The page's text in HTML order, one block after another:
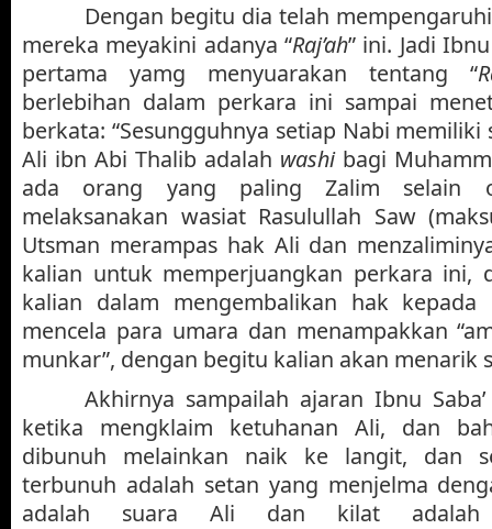
Dengan begitu dia telah
mereka meyakini adanya “Raj’ah” ini. Jadi
pertama yamg menyuarakan tentang “
berlebihan dalam perkara ini sampai
berkata: “Sesungguhnya setiap Nabi memiliki
Ali ibn Abi Thalib adalah washibagi
ada orang yang paling Zalim selain
melaksanakan wasiat Rasulullah Saw
Utsman merampas hak Ali dan
kalian untuk memperjuangkan perkara ini,
kalian dalam mengembalikan hak kepada
mencela para umara dan menampakkan
munkar”, dengan begitu kalian akan menarik
Akhirnya sampailah ajaran Ibnu
ketika mengklaim ketuhanan Ali, dan
dibunuh melainkan naik ke langit, dan
terbunuh adalah setan yang menjelma
adalah suara Ali dan kilat adalah